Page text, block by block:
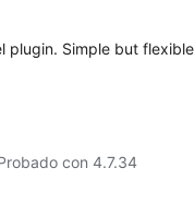
plugin. Simple but
con 4.7.34